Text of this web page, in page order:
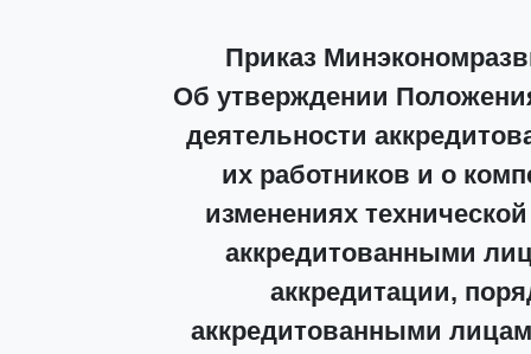
Приказ
Об утверждении
деятельности
их работников и о
изменениях
аккредитованными
аккредитации,
аккредитованными